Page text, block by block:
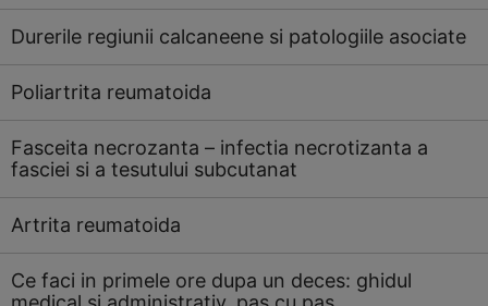
Durerile regiunii calcaneene si patologiile asociate
Poliartrita reumatoida
Fasceita necrozanta – infectia necrotizanta a
fasciei si a tesutului subcutanat
Artrita reumatoida
Ce faci in primele ore dupa un deces: ghidul